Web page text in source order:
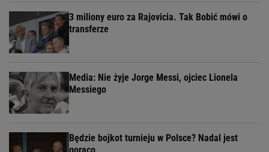
3 miliony euro za Rajovicia. Tak Bobić mówi o
transferze
Media: Nie żyje Jorge Messi, ojciec Lionela
Messiego
Będzie bojkot turnieju w Polsce? Nadal jest